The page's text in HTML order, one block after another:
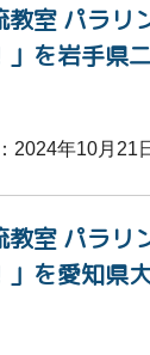
教室 パラ
」を岩手県
2024年10月21
教室 パラ
」を愛知県